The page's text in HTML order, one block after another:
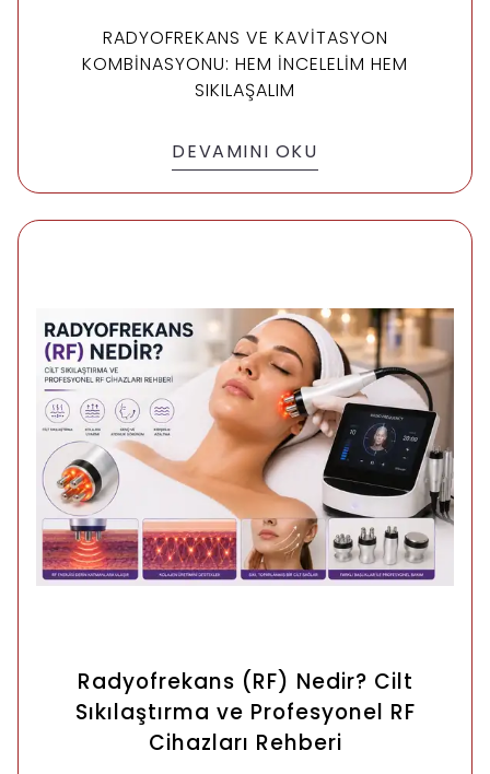
RADYOFREKANS VE KAVİTASYON
KOMBİNASYONU: HEM İNCELELİM HEM
SIKILAŞALIM
DEVAMINI OKU
Radyofrekans (RF) Nedir? Cilt
Sıkılaştırma ve Profesyonel RF
Cihazları Rehberi